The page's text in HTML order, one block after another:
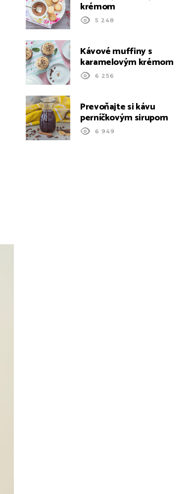
krémom
5 248
Kávové muffiny s
karamelovým krémom
6 256
Prevoňajte si kávu
perníčkovým sirupom
6 949